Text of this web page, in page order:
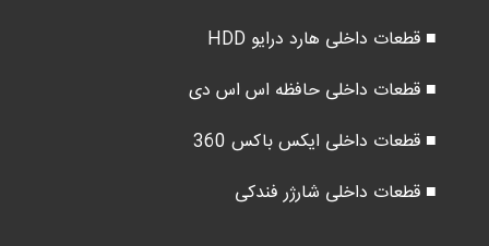
■ قطعات داخلی هارد درایو HDD
■ قطعات داخلی حافظه اس اس دی
■ قطعات داخلی ایکس باکس 360
■ قطعات داخلی شارژر فندکی